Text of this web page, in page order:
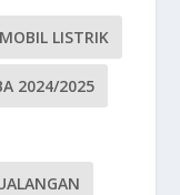
MOBIL LISTRIK
2024/2025